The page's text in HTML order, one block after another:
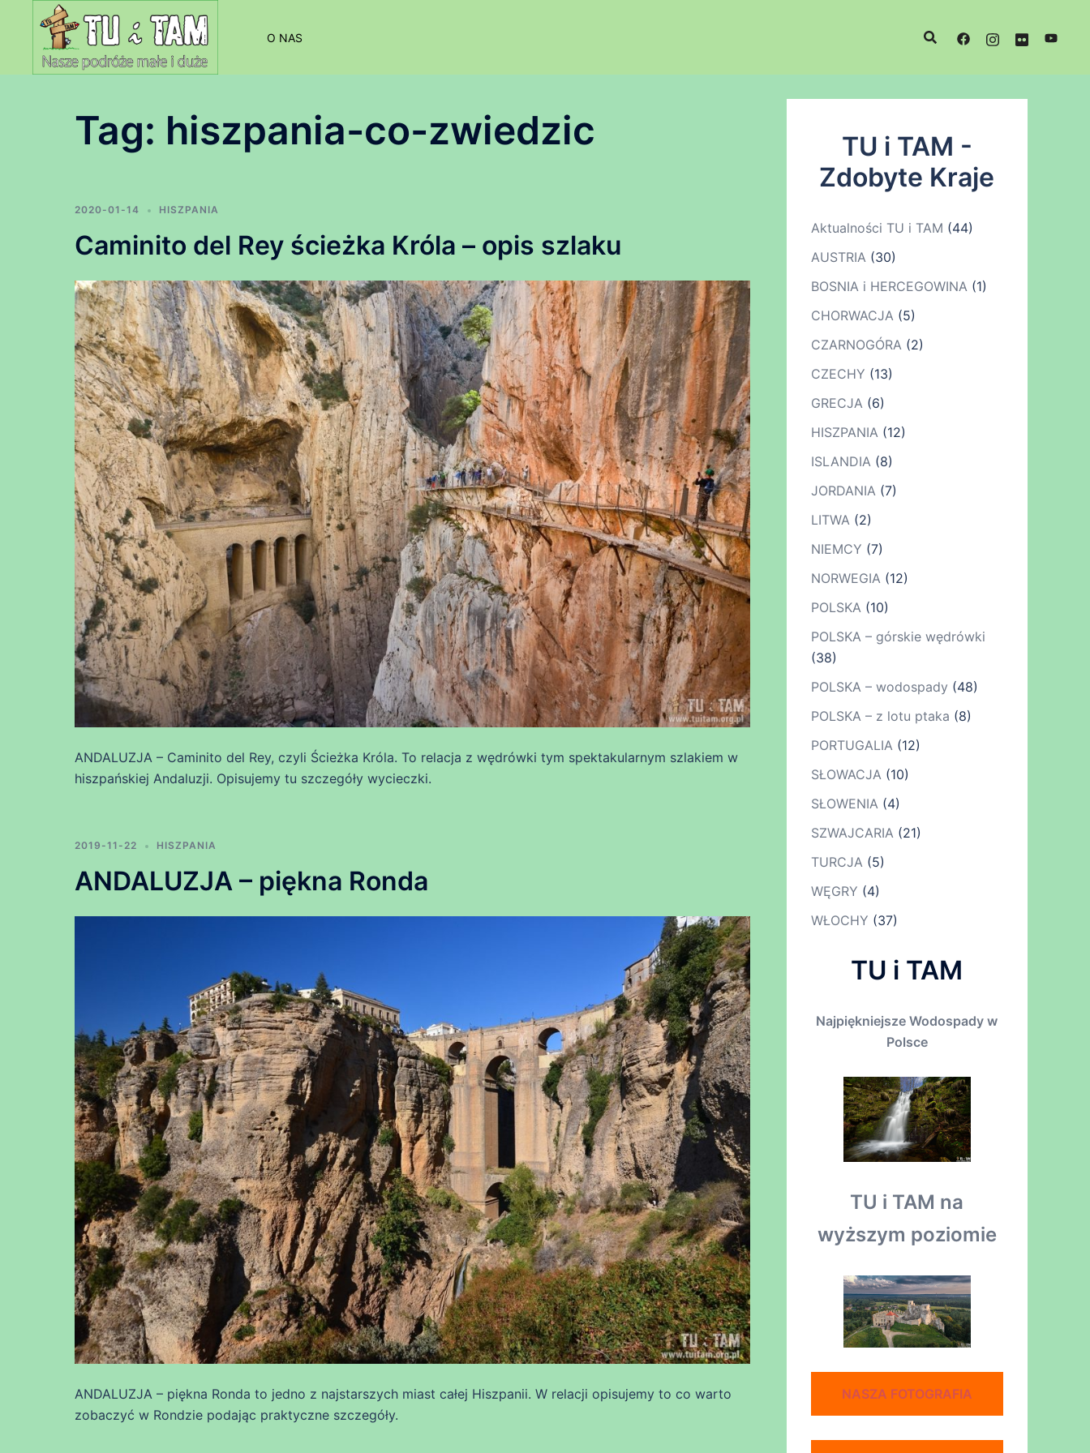
O NAS
Tag: hiszpania-co-zwiedzic
2020-01-14 HISZPANIA
Caminito del Rey ścieżka Króla – opis szlaku
ANDALUZJA – Caminito del Rey, czyli Ścieżka Króla. To relacja z wędrówki tym spektakularnym szlakiem w
hiszpańskiej Andaluzji. Opisujemy tu szczegóły wycieczki.
2019-11-22 HISZPANIA
ANDALUZJA – piękna Ronda
ANDALUZJA – piękna Ronda to jedno z najstarszych miast całej Hiszpanii. W relacji opisujemy to co warto
zobaczyć w Rondzie podając praktyczne szczegóły.
TU i TAM -
Zdobyte Kraje
Aktualności TU i TAM (44)
AUSTRIA(30)
BOSNIA i HERCEGOWINA(1)
CHORWACJA(5)
CZARNOGÓRA(2)
CZECHY (13)
GRECJA(6)
HISZPANIA(12)
ISLANDIA(8)
JORDANIA(7)
LITWA(2)
NIEMCY (7)
NORWEGIA(12)
POLSKA(10)
POLSKA – górskie wędrówki
(38)
POLSKA – wodospady (48)
POLSKA – z lotu ptaka (8)
PORTUGALIA(12)
SŁOWACJA(10)
SŁOWENIA(4)
SZWAJCARIA(21)
TURCJA(5)
WĘGRY (4)
WŁOCHY (37)
TU i TAM
Najpiękniejsze Wodospady w
Polsce
TU i TAM na
wyższym poziomie
NASZA FOTOGRAFIA